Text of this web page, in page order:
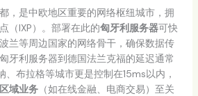
，是中欧地区重要的网络枢纽城市，拥
（IXP）。部署在此的匈牙利服务器可快
兰等周边国家的网络骨干，确保数据传
牙利服务器到德国法兰克福的延迟通常
布拉格等城市更是控制在15ms以内，
区域业务（如在线金融、电商交易）至关